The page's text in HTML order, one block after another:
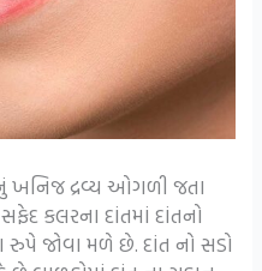
ખનિજ દ્રવ્ય ઓગળી જતા
કલરના દાંતમાં દાંતનો
રુપે જોવા મળે છે. દાંત નો સડો